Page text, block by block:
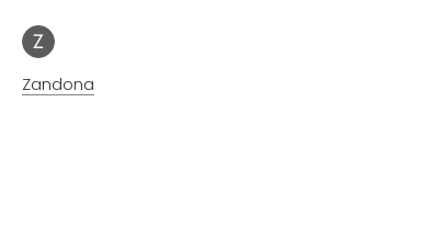
Z
Zandona